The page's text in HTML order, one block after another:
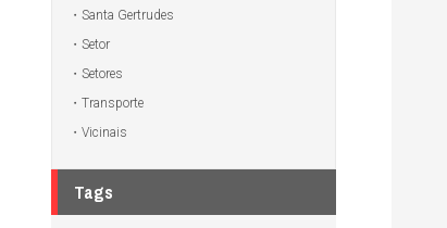
Santa Gertrudes
Setor
Setores
Transporte
Vicinais
Tags